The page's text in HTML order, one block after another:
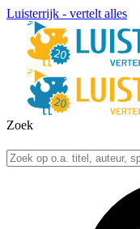
Luisterrijk - vertelt alles
Zoek